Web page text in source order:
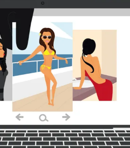
ンをはじめとする人気女優らが
は3月15日、ライアン・コリン
ら少なくとも50枚、Gmailのア
出させていた。